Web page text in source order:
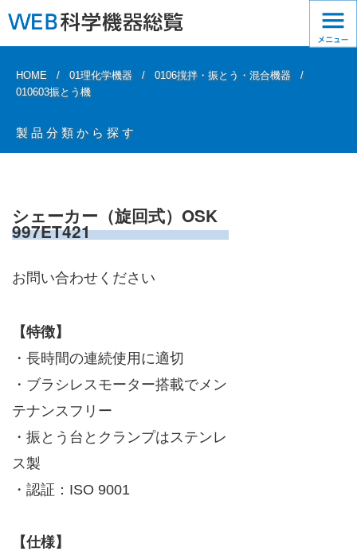
HOME 01理化学機器
0106撹拌・振とう・混合機器
010603振とう機
製品分類から探す
シェーカー（旋回式）OSK
997ET421
お問い合わせください
【特徴】
・長時間の連続使用に適切
・ブラシレスモーター搭載でメン
テナンスフリー
・振とう台とクランプはステンレ
ス製
・認証：ISO 9001
【仕様】